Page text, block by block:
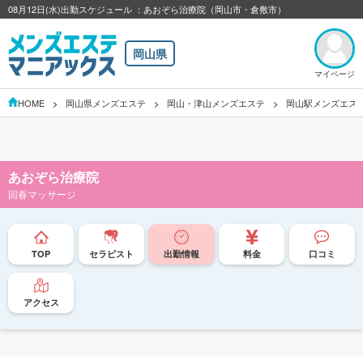
08月12日(水)出勤スケジュール ：あおぞら治療院（岡山市・倉敷市）
岡山県
マイページ
HOME 岡山県メンズエステ 岡山・津山メンズエステ 岡山駅メンズエス
あおぞら治療院
回春マッサージ
TOP セラピスト 出勤情報 料金 口コミ
アクセス